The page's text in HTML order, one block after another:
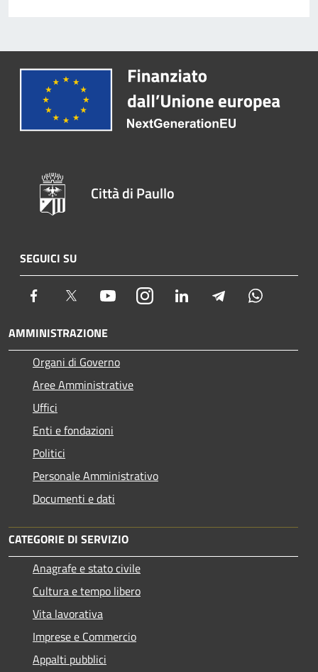
Città di Paullo
SEGUICI SU
Facebook Twitter YoutubeInstagram LinkedIn Telegram
AMMINISTRAZIONE
Organi di Governo
Aree Amministrative
Uffici
Enti e fondazioni
Politici
Personale Amministrativo
Documenti e dati
CATEGORIE DI SERVIZIO
Anagrafe e stato civile
Cultura e tempo libero
Vita lavorativa
Imprese e Commercio
Appalti pubblici